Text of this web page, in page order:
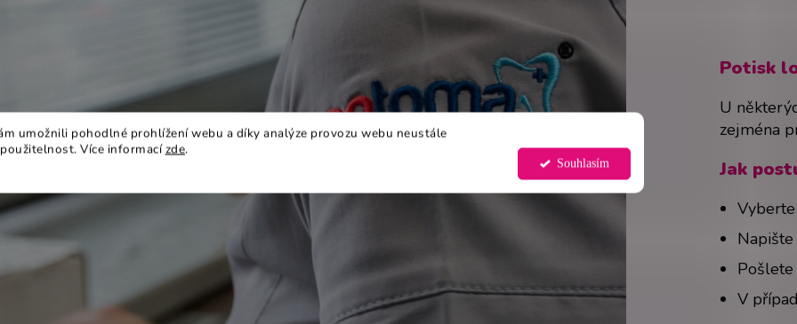
umožnili pohodlné prohlížení webu a díky analýze provozu webu neustále
Více informacízde.
Souhlasím
Potisk
U
zejména
Jak
Pošlete
V